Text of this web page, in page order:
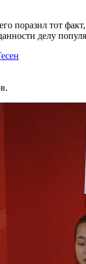
поразил тот
делу